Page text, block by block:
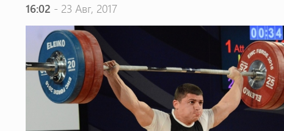
16:02 - 23 Авг, 2017